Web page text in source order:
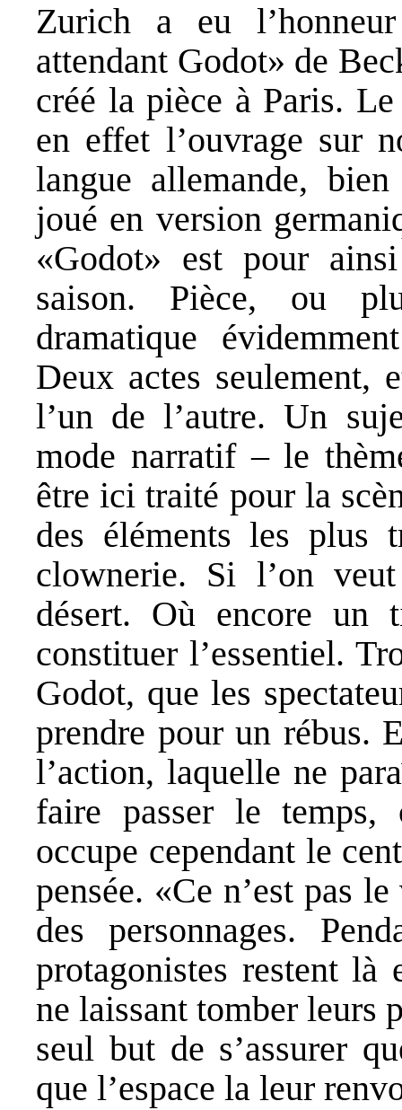
Zurich a eu l’honneur
attendant Godot» de
créé la pièce à Paris.
en effet l’ouvrage sur
langue allemande,
joué en version
«Godot» est pour
saison. Pièce, ou
dramatique
Deux actes seulement,
l’un de l’autre. Un
mode narratif – le
être ici traité pour la
des éléments les plus
clownerie. Si l’on
désert. Où encore un
constituer l’essentiel.
Godot, que les
prendre pour un rébus.
l’action, laquelle ne
faire passer le
occupe cependant le
pensée. «Ce n’est pas
des personnages.
protagonistes restent là
ne laissant tomber leurs
seul but de s’assurer
que l’espace la leur